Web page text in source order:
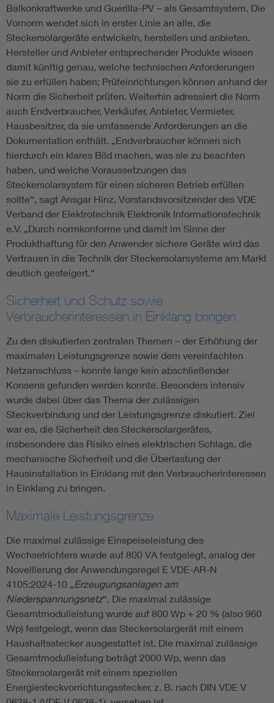
Balkonkraftwerke und Guerilla-PV – als Gesamtsystem. Die
Vornorm wendet sich in erster Linie an alle, die
Steckersolargeräte entwickeln, herstellen und anbieten.
Hersteller und Anbieter entsprechender Produkte wissen
damit künftig genau, welche technischen Anforderungen
sie zu erfüllen haben; Prüfeinrichtungen können anhand der
Norm die Sicherheit prüfen. Weiterhin adressiert die Norm
auch Endverbraucher, Verkäufer, Anbieter, Vermieter,
Hausbesitzer, da sie umfassende Anforderungen an die
Dokumentation enthält. „Endverbraucher können sich
hierdurch ein klares Bild machen, was sie zu beachten
haben, und welche Voraussetzungen das
Steckersolarsystem für einen sicheren Betrieb erfüllen
sollte“, sagt Ansgar Hinz, Vorstandsvorsitzender des VDE
Verband der Elektrotechnik Elektronik Informationstechnik
e.V. „Durch normkonforme und damit im Sinne der
Produkthaftung für den Anwender sichere Geräte wird das
Vertrauen in die Technik der Steckersolarsysteme am Markt
deutlich gesteigert.“
Sicherheit und Schutz sowie
Verbraucherinteressen in Einklang bringen
Zu den diskutierten zentralen Themen – der Erhöhung der
maximalen Leistungsgrenze sowie dem vereinfachten
Netzanschluss – konnte lange kein abschließender
Konsens gefunden werden konnte. Besonders intensiv
wurde dabei über das Thema der zulässigen
Steckverbindung und der Leistungsgrenze diskutiert. Ziel
war es, die Sicherheit des Steckersolargerätes,
insbesondere das Risiko eines elektrischen Schlags, die
mechanische Sicherheit und die Überlastung der
Hausinstallation in Einklang mit den Verbraucherinteressen
in Einklang zu bringen.
Maximale Leistungsgrenze
Die maximal zulässige Einspeiseleistung des
Wechselrichters wurde auf 800 VA festgelegt, analog der
Novellierung der Anwendungsregel E VDE-AR-N
4105:2024-10 „Erzeugungsanlagen am
Niederspannungsnetz“. Die maximal zulässige
Gesamtmodulleistung wurde auf 800 Wp + 20 % (also 960
Wp) festgelegt, wenn das Steckersolargerät mit einem
Haushaltsstecker ausgestattet ist. Die maximal zulässige
Gesamtmodulleistung beträgt 2000 Wp, wenn das
Steckersolargerät mit einem speziellen
Energiesteckvorrichtungsstecker, z. B. nach DIN VDE V